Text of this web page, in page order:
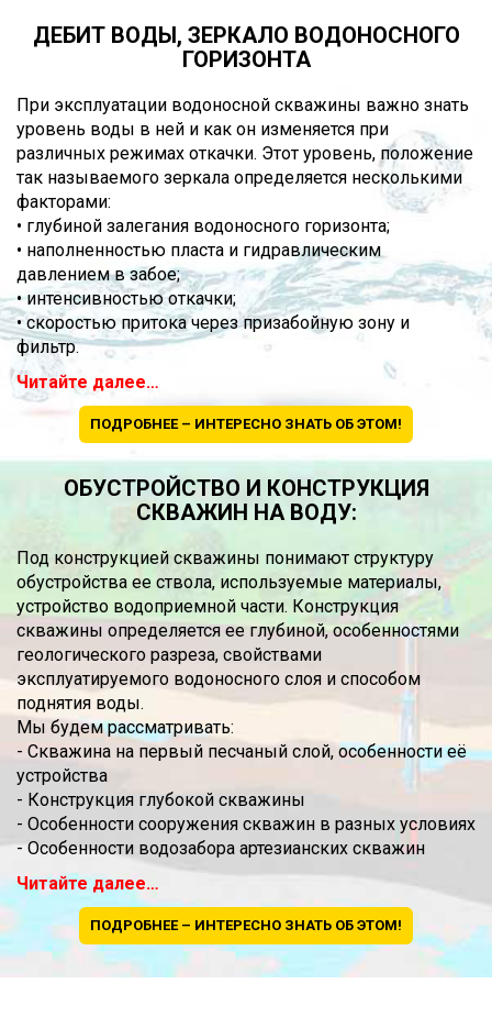
ДЕБИТ ВОДЫ, ЗЕРКАЛО ВОДОНОСНОГО
ГОРИЗОНТА
При эксплуатации водоносной скважины важно знать
уровень воды в ней и как он изменяется при
различных режимах откачки. Этот уровень, положение
так называемого зеркала определяется несколькими
факторами:
• глубиной залегания водоносного горизонта;
• наполненностью пласта и гидравлическим
давлением в забое;
• интенсивностью откачки;
• скоростью притока через призабойную зону и
фильтр.
Читайте далее…
ПОДРОБНЕЕ – ИНТЕРЕСНО ЗНАТЬ ОБ ЭТОМ!
ОБУСТРОЙСТВО И КОНСТРУКЦИЯ
СКВАЖИН НА ВОДУ:
Под конструкцией скважины понимают структуру
обустройства ее ствола, используемые материалы,
устройство водоприемной части. Конструкция
скважины определяется ее глубиной, особенностями
геологического разреза, свойствами
эксплуатируемого водоносного слоя и способом
поднятия воды.
Мы будем рассматривать:
- Скважина на первый песчаный слой, особенности её
устройства
- Конструкция глубокой скважины
- Особенности сооружения скважин в разных условиях
- Особенности водозабора артезианских скважин
Читайте далее…
ПОДРОБНЕЕ – ИНТЕРЕСНО ЗНАТЬ ОБ ЭТОМ!